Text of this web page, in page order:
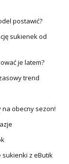
postawić?
sukienek od
je latem?
trend
obecny sezon!
sukienki z eButik